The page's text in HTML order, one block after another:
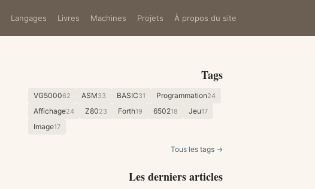
Langages Livres Machines Projets À propos du site
Tags
VG500062 ASM33 BASIC31 Programmation24
Affichage24 Z8023 Forth19 650218 Jeu17
Image17
Tous les tags →
Les derniers articles